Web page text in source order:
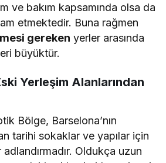
ve bakım kapsamında olsa da
etmektedir. Buna rağmen
gereken yerler arasında
büyüktür.
Yerleşim Alanlarından
Bölge, Barselona’nın
tarihi sokaklar ve yapılar için
Oldukça uzun